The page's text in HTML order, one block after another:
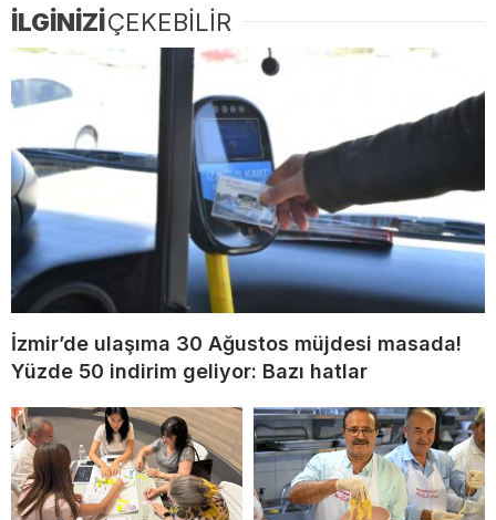
İLGİNİZİÇEKEBİLİR
İzmir’de ulaşıma 30 Ağustos müjdesi masada!
Yüzde 50 indirim geliyor: Bazı hatlar